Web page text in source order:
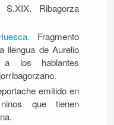
Ribagorza
Fragmento
llengua de Aurelio
a los hablantes
emitido en
que tienen